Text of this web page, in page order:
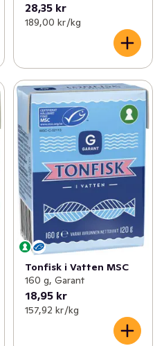
28,35 kr
189,00 kr /kg
Tonfisk i Vatten MSC
160 g, Garant
18,95 kr
157,92 kr /kg